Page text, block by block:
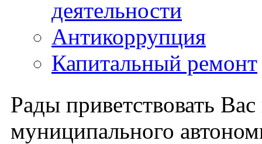
деятельности
Антикоррупция
Капитальный ремонт
Рады приветствовать
муниципального